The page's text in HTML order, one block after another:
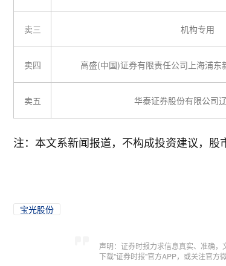
卖三 机构专用
卖四 高盛(中国)证券有限责任公司上海浦东
卖五 华泰证券股份有限公司
注：本文系新闻报道，不构成投资建议，股
宝光股份
声明：证券时报力求信息真实、准确
下载"证券时报"官方APP，或关注官方